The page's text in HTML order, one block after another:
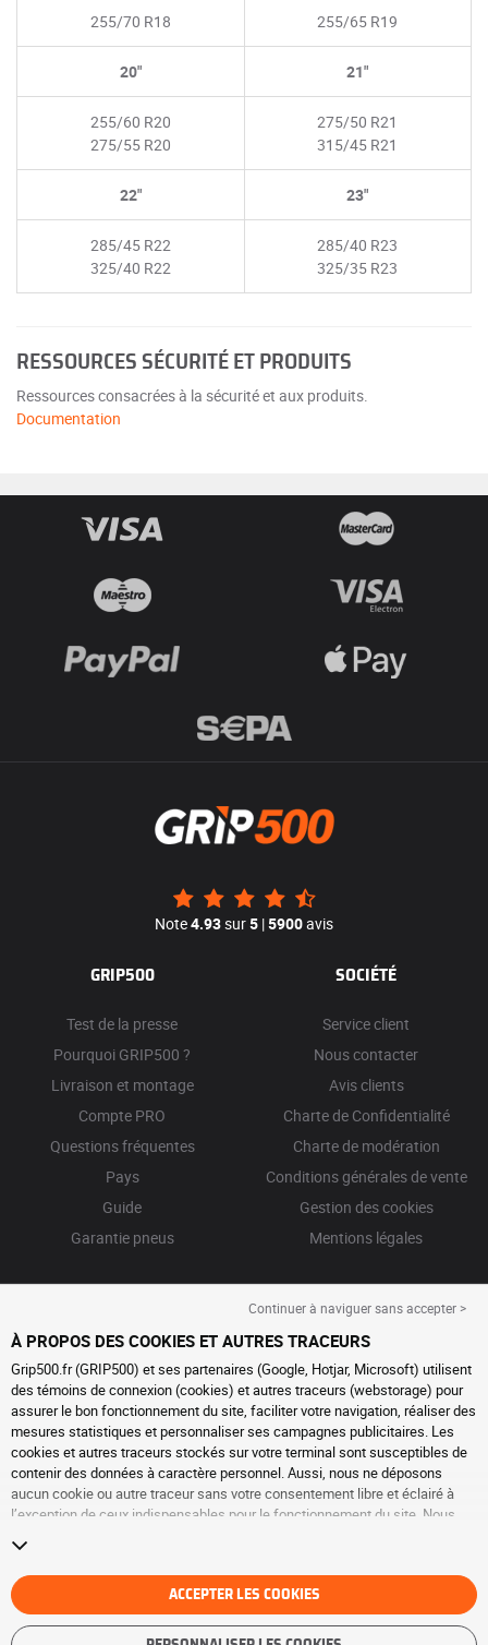
255/70 R18 255/65 R19
20"
255/60 R20
275/55 R20
21"
275/50 R21
315/45 R21
22"
285/45 R22
325/40 R22
23"
285/40 R23
325/35 R23
RESSOURCES SÉCURITÉ ET PRODUITS
Ressources consacrées à la sécurité et aux produits.
Documentation
Note4.93sur5 |5900avis
GRIP500
Test de la presse
Pourquoi GRIP500 ?
Livraison et montage
Compte PRO
Questions fréquentes
Pays
Guide
Garantie pneus
SOCIÉTÉ
Service client
Nous contacter
Avis clients
Charte de Confidentialité
Charte de modération
Conditions générales de vente
Gestion des cookies
Mentions légales
Continuer à naviguer sans accepter >
À PROPOS DES COOKIES ET AUTRES TRACEURS
Grip500.fr (GRIP500) et ses partenaires (Google, Hotjar, Microsoft) utilisent
des témoins de connexion (cookies) et autres traceurs (webstorage) pour
assurer le bon fonctionnement du site, faciliter votre navigation, réaliser des
mesures statistiques et personnaliser ses campagnes publicitaires. Les
cookies et autres traceurs stockés sur votre terminal sont susceptibles de
contenir des données à caractère personnel. Aussi, nous ne déposons
aucun cookie ou autre traceur sans votre consentement libre et éclairé à
l’exception de ceux indispensables pour le fonctionnement du site. Nous
consentement à tout moment en vous rendant sur la
traceurs. Vous pouvez choisir de continuer à naviguer sans accepter le
dépôt de cookies ou autres traceurs. Le refus ne fait pas obstacle à l’accès
aux services GRIP500. Pour plus d’informations, nous vous invitons à
consulter
la page cookies et autres traceurs
ACCEPTER LES COOKIES